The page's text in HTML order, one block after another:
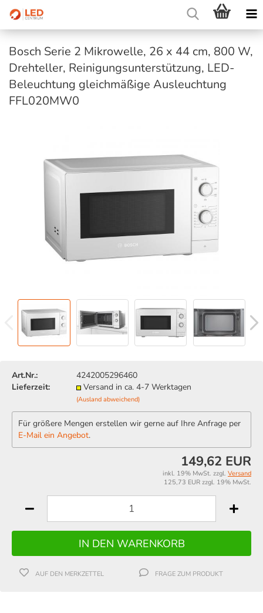
Bosch Serie 2 Mikrowelle, 26 x 44 cm, 800 W,
Drehteller, Reinigungsunterstützung, LED-
Beleuchtung gleichmäßige Ausleuchtung
FFL020MW0
Art.Nr.:
4242005296460
Lieferzeit:
Versand in ca. 4-7 Werktagen
(Ausland abweichend)
Für größere Mengen erstellen wir gerne auf Ihre Anfrage per
E-Mail ein Angebot.
149,62 EUR
inkl. 19% MwSt. zzgl. Versand
125,73 EUR zzgl. 19% MwSt.
AUF DEN MERKZETTEL FRAGE ZUM PRODUKT